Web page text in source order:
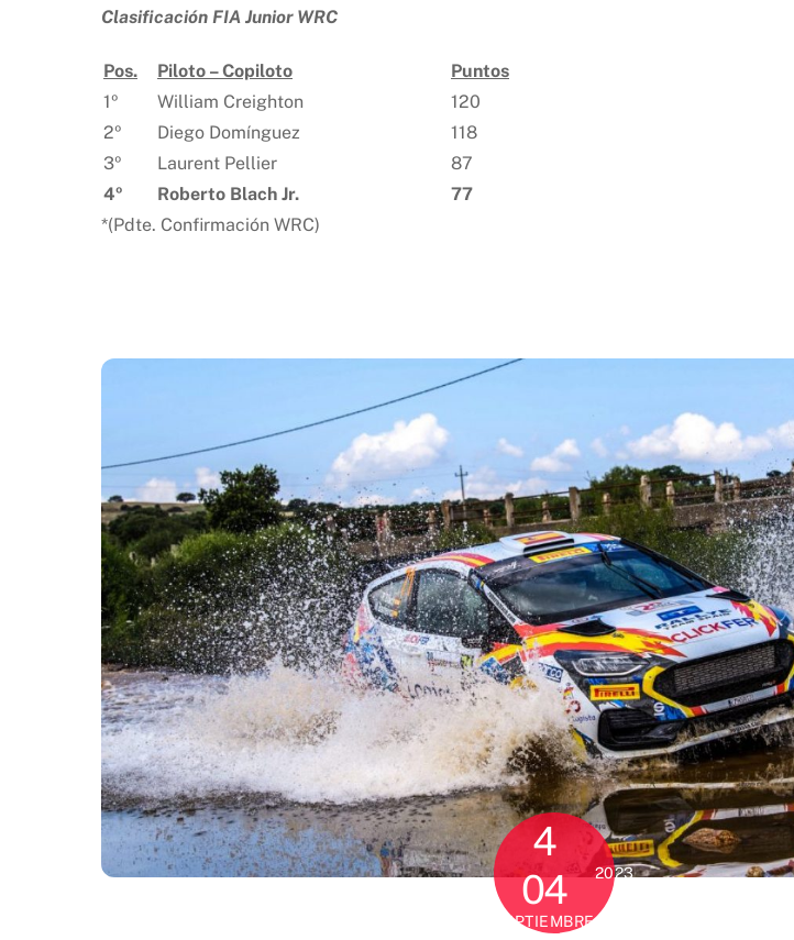
Clasificación FIA Junior WRC
Pos. Piloto – Copiloto
Puntos
1º
William Creighton
120
2º
Diego Domínguez
118
3º
Laurent Pellier
87
4º
Roberto Blach Jr.
77
*(Pdte. Confirmación WRC)
4
04
SEPTIEMBRE
2023